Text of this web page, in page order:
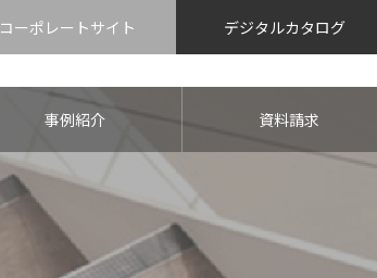
コーポレートサイト デジタルカタログ
事例紹介 資料請求